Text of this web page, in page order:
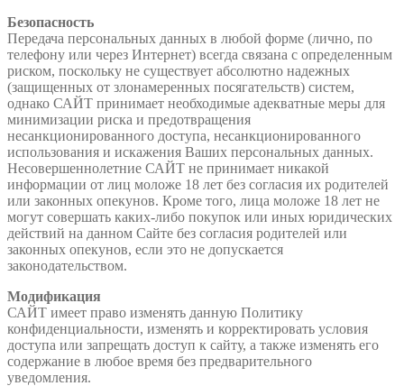
Безопасность
Передача персональных данных в любой форме (лично, по
телефону или через Интернет) всегда связана с определенным
риском, поскольку не существует абсолютно надежных
(защищенных от злонамеренных посягательств) систем,
однако САЙТ принимает необходимые адекватные меры для
минимизации риска и предотвращения
несанкционированного доступа, несанкционированного
использования и искажения Ваших персональных данных.
Несовершеннолетние САЙТ не принимает никакой
информации от лиц моложе 18 лет без согласия их родителей
или законных опекунов. Кроме того, лица моложе 18 лет не
могут совершать каких-либо покупок или иных юридических
действий на данном Сайте без согласия родителей или
законных опекунов, если это не допускается
законодательством.
Модификация
САЙТ имеет право изменять данную Политику
конфиденциальности, изменять и корректировать условия
доступа или запрещать доступ к сайту, а также изменять его
содержание в любое время без предварительного
уведомления.